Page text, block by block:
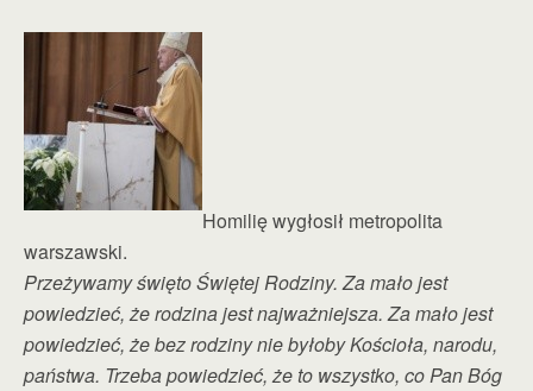
Homilię wygłosił metropolita
warszawski.
Przeżywamy święto Świętej Rodziny. Za mało jest
powiedzieć, że rodzina jest najważniejsza. Za mało jest
powiedzieć, że bez rodziny nie byłoby Kościoła, narodu,
państwa. Trzeba powiedzieć, że to wszystko, co Pan Bóg